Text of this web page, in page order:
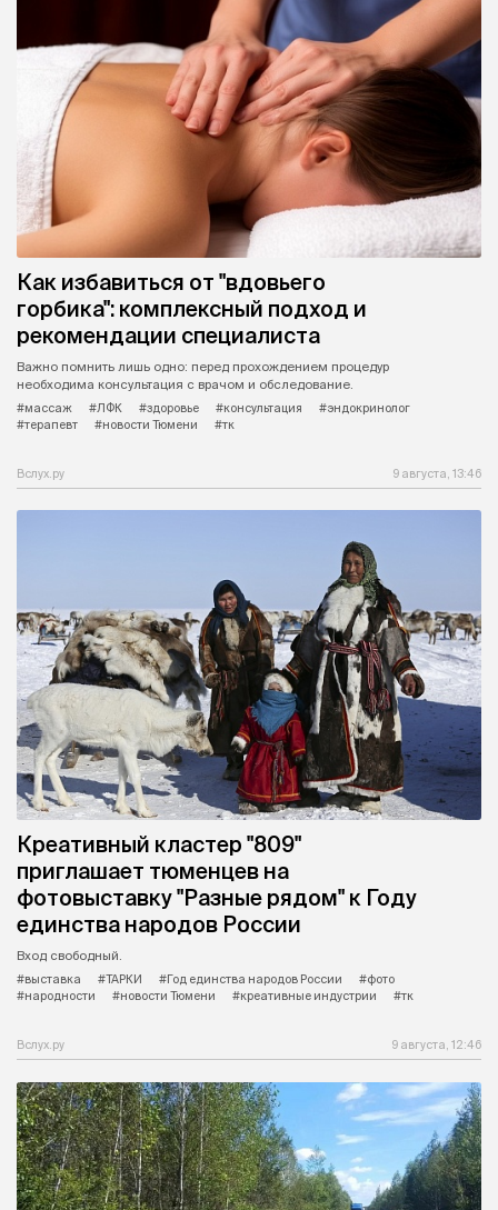
Как избавиться от "вдовьего
горбика": комплексный подход и
рекомендации специалиста
Важно помнить лишь одно: перед прохождением процедур
необходима консультация с врачом и обследование.
#массаж
#ЛФК #здоровье #консультация
#эндокринолог
#терапевт
#новости Тюмени #тк
Вслух.ру 9 августа, 13:46
Креативный кластер "809"
приглашает тюменцев на
фотовыставку "Разные рядом" к Году
единства народов России
Вход свободный.
#выставка
#ТАРКИ #Год единства народов России
#фото
#народности
#новости Тюмени #креативные индустрии #тк
Вслух.ру 9 августа, 12:46